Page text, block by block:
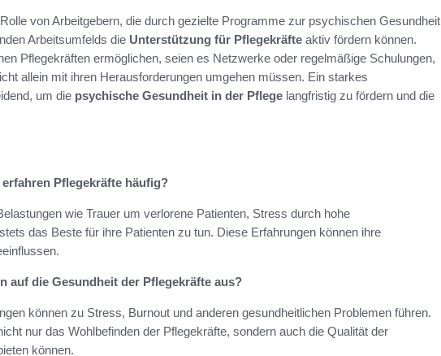
von Arbeitgebern, die durch gezielte Programme zur psychischen Gesundheit
Arbeitsumfelds die Unterstützung für Pflegekräfte aktiv fördern können.
Pflegekräften ermöglichen, seien es Netzwerke oder regelmäßige Schulungen,
allein mit ihren Herausforderungen umgehen müssen. Ein starkes
um die psychische Gesundheit in der Pflege langfristig zu fördern und die
Pflegekräfte häufig?
wie Trauer um verlorene Patienten, Stress durch hohe
das Beste für ihre Patienten zu tun. Diese Erfahrungen können ihre
auf die Gesundheit der Pflegekräfte aus?
können zu Stress, Burnout und anderen gesundheitlichen Problemen führen.
nur das Wohlbefinden der Pflegekräfte, sondern auch die Qualität der
können.